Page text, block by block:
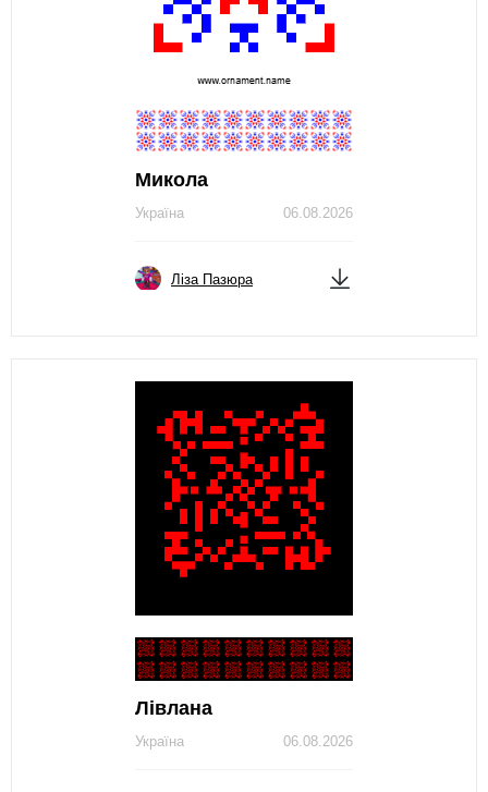
Микола
06.08.2026
Україна
Ліза Пазюра
Лівлана
06.08.2026
Україна